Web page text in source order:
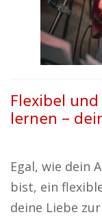
Flexibel
lernen –
Egal, wie dein
bist, ein
deine Liebe